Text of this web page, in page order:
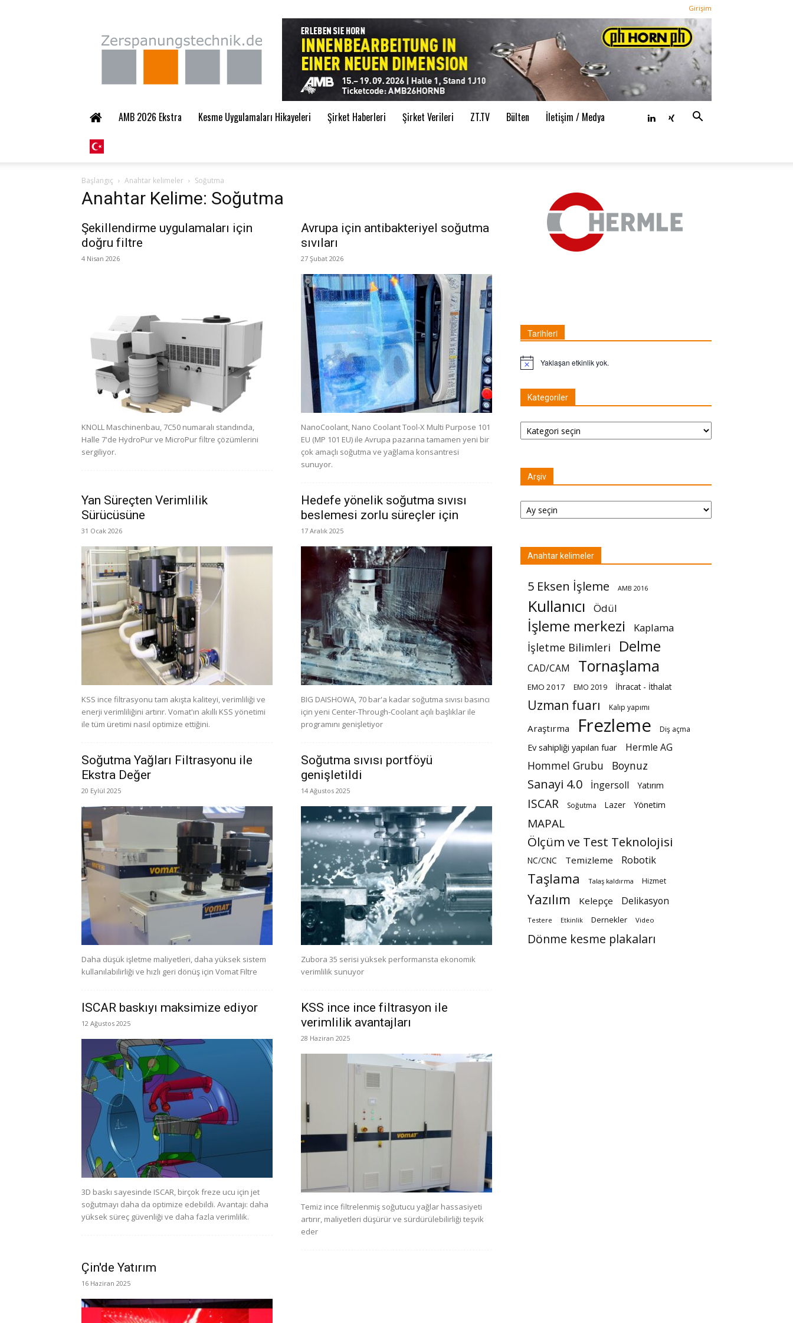
Girişim
Zerspanungstechnik.de
AMB 2026 Ekstra Kesme Uygulamaları Hikayeleri Şirket Haberleri Şirket Verileri ZT.TV Bülten İletişim / Medya
Başlangıç Anahtar kelimeler Soğutma
Anahtar Kelime: Soğutma
Şekillendirme uygulamaları için
doğru filtre
4 Nisan 2026
KNOLL Maschinenbau, 7C50 numaralı standında,
Halle 7'de HydroPur ve MicroPur filtre çözümlerini
sergiliyor.
Avrupa için antibakteriyel soğutma
sıvıları
27 Şubat 2026
NanoCoolant, Nano Coolant Tool-X Multi Purpose 101
EU (MP 101 EU) ile Avrupa pazarına tamamen yeni bir
çok amaçlı soğutma ve yağlama konsantresi
sunuyor.
Yan Süreçten Verimlilik
Sürücüsüne
31 Ocak 2026
KSS ince filtrasyonu tam akışta kaliteyi, verimliliği ve
enerji verimliliğini artırır. Vomat'ın akıllı KSS yönetimi
ile tüm üretimi nasıl optimize ettiğini.
Hedefe yönelik soğutma sıvısı
beslemesi zorlu süreçler için
17 Aralık 2025
BIG DAISHOWA, 70 bar'a kadar soğutma sıvısı basıncı
için yeni Center-Through-Coolant açılı başlıklar ile
programını genişletiyor
Soğutma Yağları Filtrasyonu ile
Ekstra Değer
20 Eylül 2025
Daha düşük işletme maliyetleri, daha yüksek sistem
kullanılabilirliği ve hızlı geri dönüş için Vomat Filtre
Soğutma sıvısı portföyü
genişletildi
14 Ağustos 2025
Zubora 35 serisi yüksek performansta ekonomik
verimlilik sunuyor
ISCAR baskıyı maksimize ediyor
12 Ağustos 2025
3D baskı sayesinde ISCAR, birçok freze ucu için jet
soğutmayı daha da optimize edebildi. Avantajı: daha
yüksek süreç güvenliği ve daha fazla verimlilik.
KSS ince ince filtrasyon ile
verimlilik avantajları
28 Haziran 2025
Temiz ince filtrelenmiş soğutucu yağlar hassasiyeti
artırır, maliyetleri düşürür ve sürdürülebilirliği teşvik
eder
Çin'de Yatırım
16 Haziran 2025
Tarihleri
Not Yaklaşan etkinlik yok.
Kategoriler
Kategoriler
Arşiv
Arşiv
Anahtar kelimeler
5 Eksen İşleme AMB 2016
Kullanıcı Ödül
İşleme merkezi Kaplama
İşletme Bilimleri Delme
CAD/CAM Tornaşlama
EMO 2017 EMO 2019 İhracat - İthalat
Uzman fuarı Kalıp yapımı
Araştırma Frezleme Diş açma
Ev sahipliği yapılan fuar Hermle AG
Hommel Grubu Boynuz
Sanayi 4.0 İngersoll Yatırım
ISCAR Soğutma Lazer Yönetim
MAPAL
Ölçüm ve Test Teknolojisi
NC/CNC Temizleme Robotik
Taşlama Talaş kaldırma Hizmet
Yazılım Kelepçe Delikasyon
Testere Etkinlik Dernekler Video
Dönme kesme plakaları